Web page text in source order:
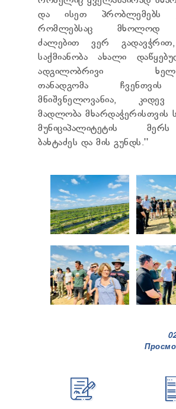
და ისეთ პრობლემებს
რომლებსაც მხოლოდ
ძალებით ვერ გადავჭრით,
საქმიანობა ახალი
ადგილობრივი
თანადგომა
მნიშვნელოვანია,
მადლობა მხარდაჭერისთვის
მუნიციპალიტეტის
ბახტაძეს და მის გუნდს.''